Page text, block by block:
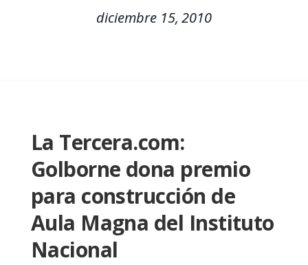
diciembre 15, 2010
La Tercera.com:
Golborne dona premio
para construcción de
Aula Magna del Instituto
Nacional